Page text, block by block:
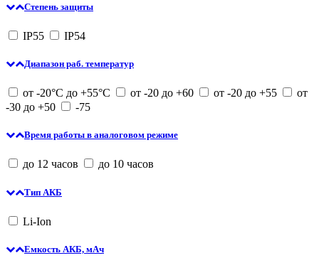
Степень защиты
IP55 IP54
Диапазон раб. температур
от -20°С до +55°С от -20 до +60 от -20 до +55
от
-30 до +50
-75
Время работы в аналоговом режиме
до 12 часов до 10 часов
Тип АКБ
Li-Ion
Емкость АКБ, мАч